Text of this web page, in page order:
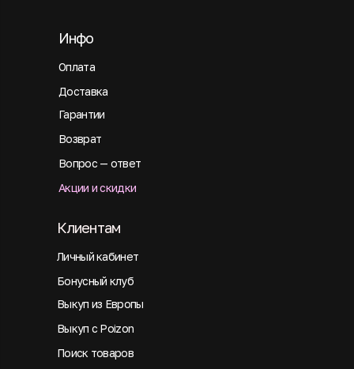
Оплата
Инфо
Доставка
Гарантии
Возврат
Вопрос — ответ
Акции и скидки
Личный кабинет
Клиентам
Бонусный клуб
Выкуп из Европы
Выкуп с Poizon
Поиск товаров